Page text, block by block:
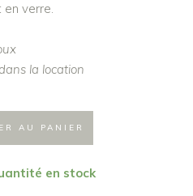
verre.
la location
AU PANIER
en stock